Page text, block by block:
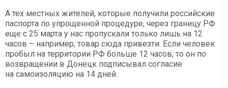
А тех местных жителей, которые получили российские
паспорта по упрощенной процедуре, через границу РФ
еще с 25 марта у нас пропускали только лишь на 12
часов – например, товар сюда привезти. Если человек
пробыл на территории РФ больше 12 часов, то он по
возвращении в Донецк подписывал согласие
на самоизоляцию на 14 дней.